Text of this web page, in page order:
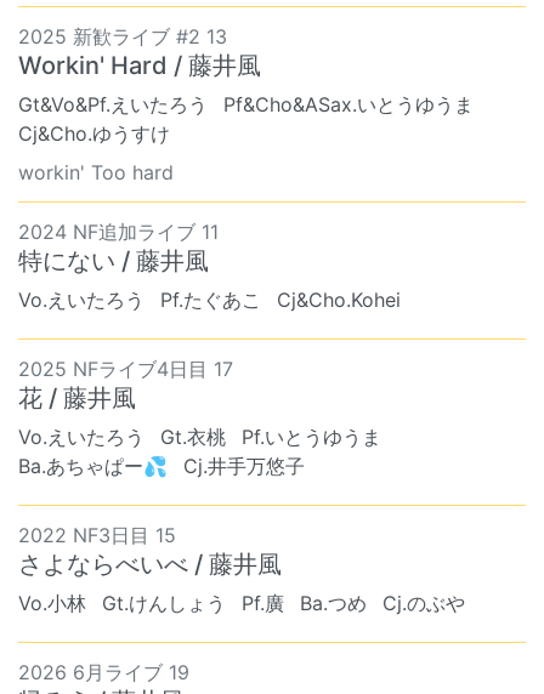
2025 新歓ライブ #2 13
Workin' Hard / 藤井風
Gt&Vo&Pf.えいたろう
Pf&Cho&ASax.いとうゆうま
Cj&Cho.ゆうすけ
workin' Too hard
2024 NF追加ライブ 11
特にない / 藤井風
Vo.えいたろう Pf.たぐあこ Cj&Cho.Kohei
2025 NFライブ4日目 17
花 / 藤井風
Vo.えいたろう Gt.衣桃
Pf.いとうゆうま
Ba.あちゃぱー💦
Cj.井手万悠子
2022 NF3日目 15
さよならべいべ / 藤井風
Vo.小林 Gt.けんしょう Pf.廣 Ba.つめ Cj.のぶや
2026 6月ライブ 19